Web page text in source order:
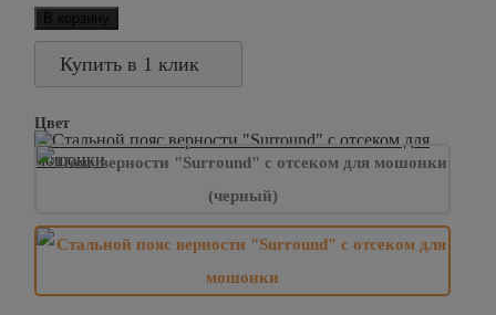
В корзину
Купить в 1 клик
Цвет